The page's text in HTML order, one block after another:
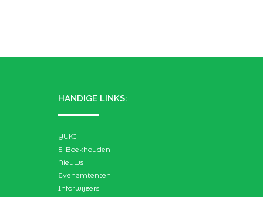
HANDIGE LINKS:
YUKI
E-Boekhouden
Nieuws
Evenemtenten
Inforwijzers